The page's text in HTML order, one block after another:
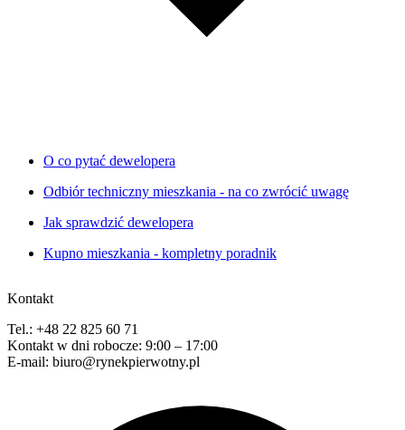
O co pytać dewelopera
Odbiór techniczny mieszkania - na co zwrócić uwagę
Jak sprawdzić dewelopera
Kupno mieszkania - kompletny poradnik
Kontakt
Tel.: +48 22 825 60 71
Kontakt w dni robocze: 9:00 – 17:00
E-mail: biuro@rynekpierwotny.pl